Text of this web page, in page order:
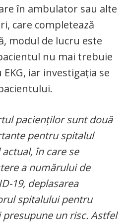
în ambulator sau alte
care completează
modul de lucru este
nu mai trebuie
iar investigația se
pacienţilor sunt două
pentru spitalul
în care se
a numărului de
19, deplasarea
spitalului pentru
un risc. Astfel